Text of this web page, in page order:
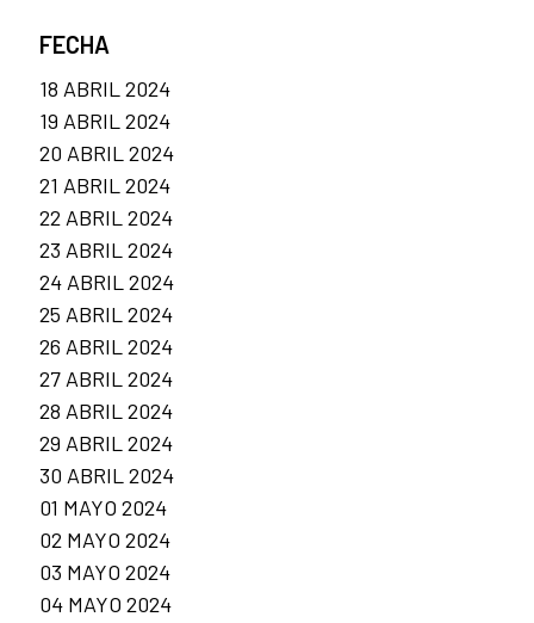
FECHA
18 ABRIL 2024
19 ABRIL 2024
20 ABRIL 2024
21 ABRIL 2024
22 ABRIL 2024
23 ABRIL 2024
24 ABRIL 2024
25 ABRIL 2024
26 ABRIL 2024
27 ABRIL 2024
28 ABRIL 2024
29 ABRIL 2024
30 ABRIL 2024
01 MAYO 2024
02 MAYO 2024
03 MAYO 2024
04 MAYO 2024